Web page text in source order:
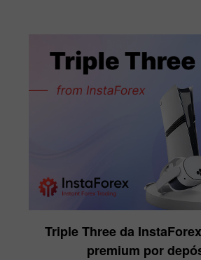
Triple Three da
premium por